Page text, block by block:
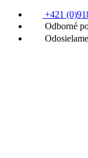
+421
Odborné